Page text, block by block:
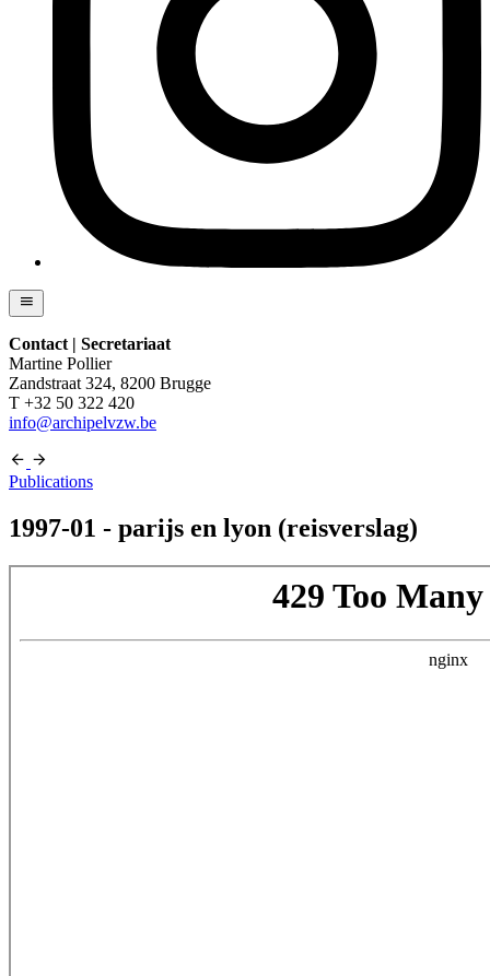
Contact | Secretariaat
Martine Pollier
Zandstraat 324, 8200 Brugge
T +32 50 322 420
info@archipelvzw.be
Publications
1997-01 - parijs en lyon (reisverslag)